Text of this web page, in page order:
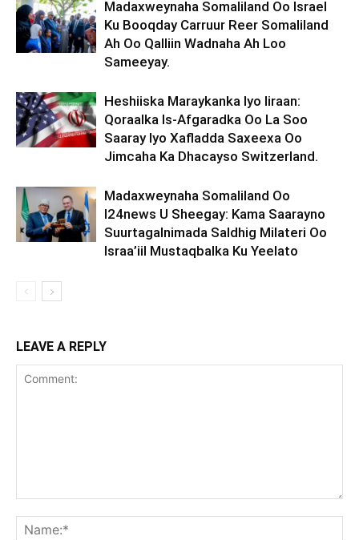
Madaxweynaha Somaliland Oo Israel
Ku Booqday Carruur Reer Somaliland
Ah Oo Qalliin Wadnaha Ah Loo
Sameeyay.
Heshiiska Maraykanka Iyo Iiraan:
Qoraalka Is-Afgaradka Oo La Soo
Saaray Iyo Xafladda Saxeexa Oo
Jimcaha Ka Dhacayso Switzerland.
Madaxweynaha Somaliland Oo
I24news U Sheegay: Kama Saarayno
Suurtagalnimada Saldhig Milateri Oo
Israa’iil Mustaqbalka Ku Yeelato
LEAVE A REPLY